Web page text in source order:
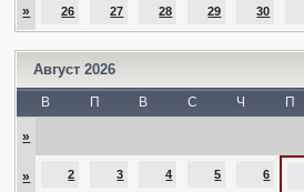
» 26 27 28 29 30
Август 2026
В П В С Ч П
»
» 2 3 4 5 6